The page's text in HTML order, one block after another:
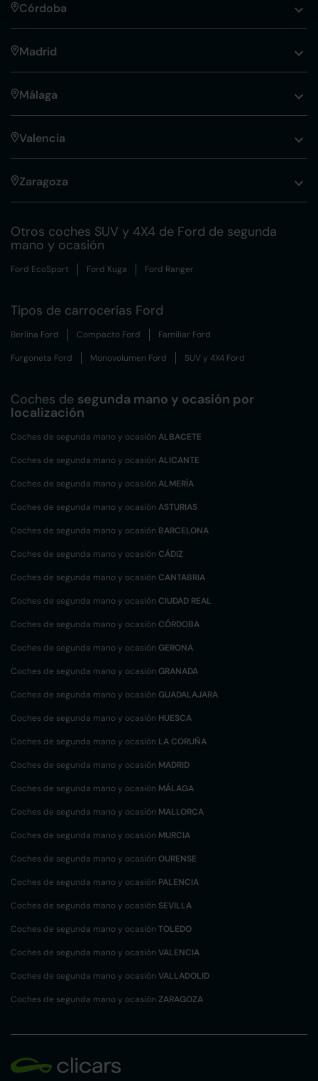
Córdoba
Madrid
Málaga
Valencia
Zaragoza
Otros coches SUV y 4X4 de Ford de segunda
mano y ocasión
Ford EcoSport Ford Kuga Ford Ranger
Tipos de carrocerías Ford
Berlina Ford Compacto Ford Familiar Ford
Furgoneta Ford Monovolumen Ford SUV y 4X4 Ford
Coches de segunda mano y ocasión por
localización
Coches de segunda mano y ocasión ALBACETE
Coches de segunda mano y ocasión ALICANTE
Coches de segunda mano y ocasión ALMERÍA
Coches de segunda mano y ocasión ASTURIAS
Coches de segunda mano y ocasión BARCELONA
Coches de segunda mano y ocasión CÁDIZ
Coches de segunda mano y ocasión CANTABRIA
Coches de segunda mano y ocasión CIUDAD REAL
Coches de segunda mano y ocasión CÓRDOBA
Coches de segunda mano y ocasión GERONA
Coches de segunda mano y ocasión GRANADA
Coches de segunda mano y ocasión GUADALAJARA
Coches de segunda mano y ocasión HUESCA
Coches de segunda mano y ocasión LA CORUÑA
Coches de segunda mano y ocasión MADRID
Coches de segunda mano y ocasión MÁLAGA
Coches de segunda mano y ocasión MALLORCA
Coches de segunda mano y ocasión MURCIA
Coches de segunda mano y ocasión OURENSE
Coches de segunda mano y ocasión PALENCIA
Coches de segunda mano y ocasión SEVILLA
Coches de segunda mano y ocasión TOLEDO
Coches de segunda mano y ocasión VALENCIA
Coches de segunda mano y ocasión VALLADOLID
Coches de segunda mano y ocasión ZARAGOZA